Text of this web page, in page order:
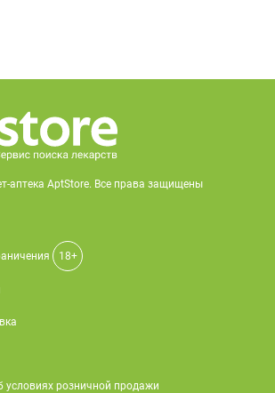
аптека AptStore. Все права защищены
18+
розничной продажи